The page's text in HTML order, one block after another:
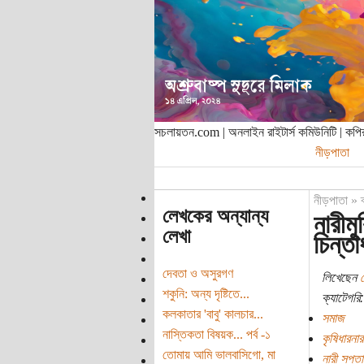
সচলায়তন.com | অনলাইন রাইটার্স কমিউনিটি |
নীড়পাতা
লেখকের অন্যান্য
লেখা
দেবতা ও অসুরগণ
শকুনি: অন্য দৃষ্টিতে...
কলকাতার 'বাবু' কালচার...
নাস্তিকতা বিষয়ক... পর্ব -১
তোমায় আমি ভালবাসিগো, মা
নীড়পাতা»
লিখেছেন
ক্যাটেগরি:
সমাজ
নারী